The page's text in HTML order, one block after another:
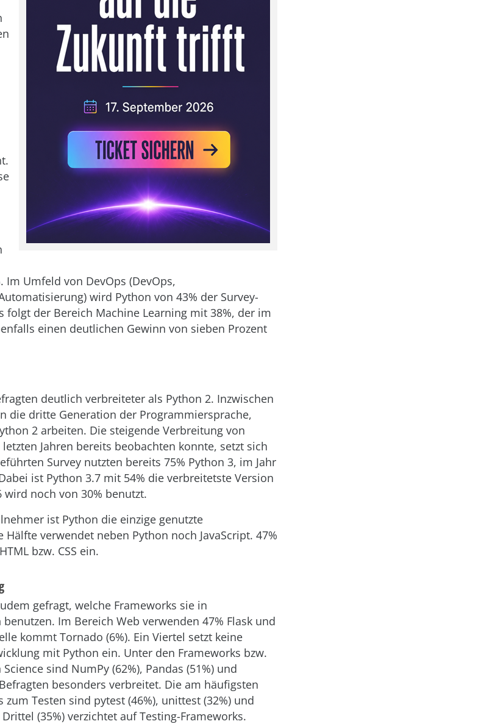
Umfeld von DevOps (DevOps,
wird Python von 43% der Survey-
folgt der Bereich Machine Learning mit 38%, der im
einen deutlichen Gewinn von sieben Prozent
deutlich verbreiteter als Python 2. Inzwischen
die dritte Generation der Programmiersprache,
2 arbeiten. Die steigende Verbreitung von
Jahren bereits beobachten konnte, setzt sich
Survey nutzten bereits 75% Python 3, im Jahr
ist Python 3.7 mit 54% die verbreitetste Version
noch von 30% benutzt.
ist Python die einzige genutzte
verwendet neben Python noch JavaScript. 47%
bzw. CSS ein.
gefragt, welche Frameworks sie in
Im Bereich Web verwenden 47% Flask und
kommt Tornado (6%). Ein Viertel setzt keine
mit Python ein. Unter den Frameworks bzw.
sind NumPy (62%), Pandas (51%) und
besonders verbreitet. Die am häufigsten
Testen sind pytest (46%), unittest (32%) und
(35%) verzichtet auf Testing-Frameworks.